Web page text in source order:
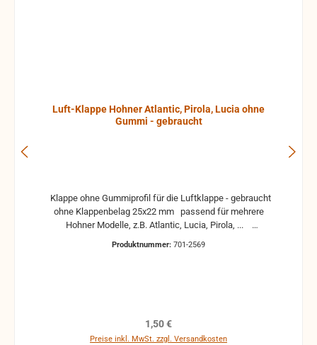
Luft-Klappe Hohner Atlantic, Pirola, Lucia ohne
Gummi - gebraucht
ohne Klappenbelag 25x22 mm passend für mehrere
Hohner Modelle, z.B. Atlantic, Lucia, Pirola, ...
gebrauchte Teile können optische Beschädigungen
Funktion nicht mehr gewährleistet werden und die
Produktnummer: 701-2569
Regulärer Preis:
1,50 €
Preise inkl. MwSt. zzgl. Versandkosten